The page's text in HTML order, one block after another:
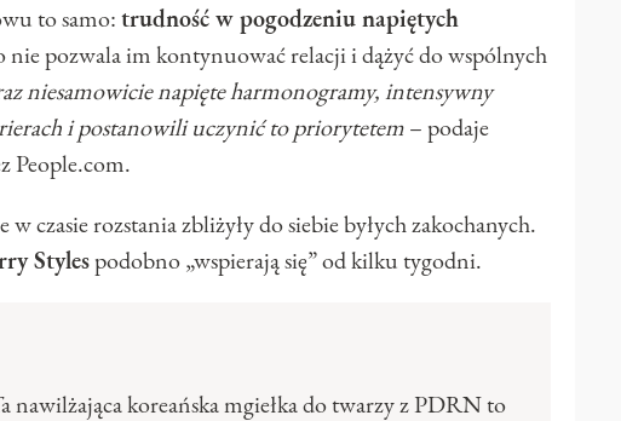
to samo:trudność w pogodzeniu napiętych
nie pozwala im kontynuować relacji i dążyć do wspólnych
niesamowicie napięte harmonogramy, intensywny
i postanowili uczynić to priorytetem– podaje
People.com.
w czasie rozstania zbliżyły do siebie byłych zakochanych.
Stylespodobno „wspierają się” od kilku tygodni.
nawilżająca koreańska mgiełka do twarzy z PDRN to